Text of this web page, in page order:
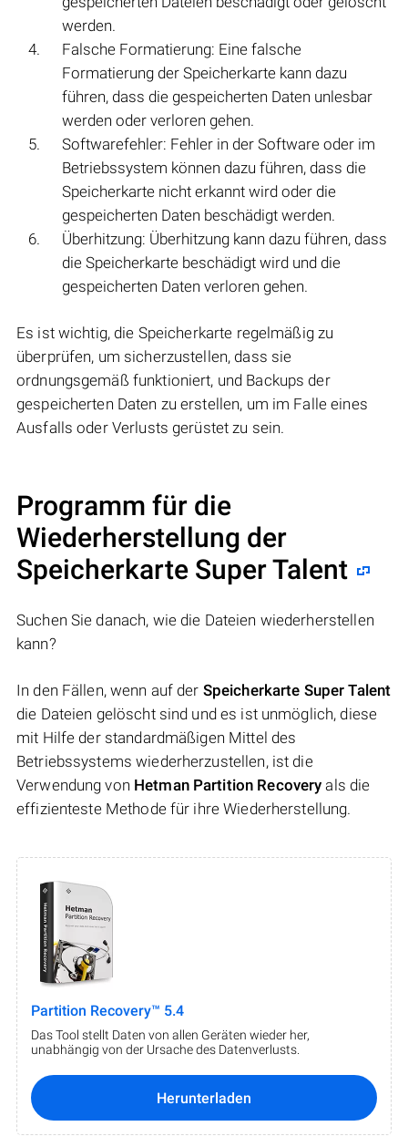
werden.
Falsche Formatierung: Eine falsche
Formatierung der Speicherkarte kann dazu
führen, dass die gespeicherten Daten unlesbar
werden oder verloren gehen.
Softwarefehler: Fehler in der Software oder im
Betriebssystem können dazu führen, dass die
Speicherkarte nicht erkannt wird oder die
gespeicherten Daten beschädigt werden.
Überhitzung: Überhitzung kann dazu führen, dass
die Speicherkarte beschädigt wird und die
gespeicherten Daten verloren gehen.
Es ist wichtig, die Speicherkarte regelmäßig zu
überprüfen, um sicherzustellen, dass sie
ordnungsgemäß funktioniert, und Backups der
gespeicherten Daten zu erstellen, um im Falle eines
Ausfalls oder Verlusts gerüstet zu sein.
Programm für die
Wiederherstellung der
Speicherkarte Super Talent
Suchen Sie danach, wie die Dateien wiederherstellen
kann?
In den Fällen, wenn auf der Speicherkarte Super Talent
die Dateien gelöscht sind und es ist unmöglich, diese
mit Hilfe der standardmäßigen Mittel des
Betriebssystems wiederherzustellen, ist die
Verwendung von Hetman Partition Recovery als die
effizienteste Methode für ihre Wiederherstellung.
Partition Recovery™ 5.4
Das Tool stellt Daten von allen Geräten wieder her,
unabhängig von der Ursache des Datenverlusts.
Herunterladen